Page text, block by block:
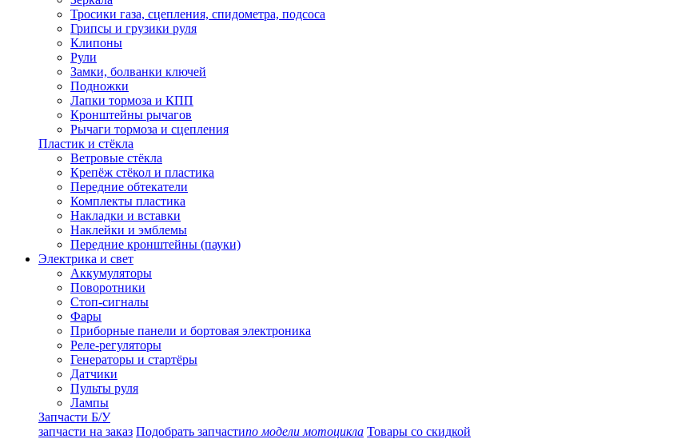
Тросики газа, сцепления, спидометра, подсоса
Грипсы и грузики руля
Клипоны
Рули
Замки, болванки ключей
Подножки
Лапки тормоза и КПП
Кронштейны рычагов
Рычаги тормоза и сцепления
Пластик и стёкла
Ветровые стёкла
Крепёж стёкол и пластика
Передние обтекатели
Комплекты пластика
Накладки и вставки
Наклейки и эмблемы
Передние кронштейны (пауки)
Электрика и свет
Аккумуляторы
Поворотники
Стоп-сигналы
Фары
Приборные панели и бортовая электроника
Реле-регуляторы
Генераторы и стартёры
Датчики
Пульты руля
Лампы
Запчасти Б/У
запчасти на заказ Подобрать запчастипо модели мотоцикла Товары со скидкой